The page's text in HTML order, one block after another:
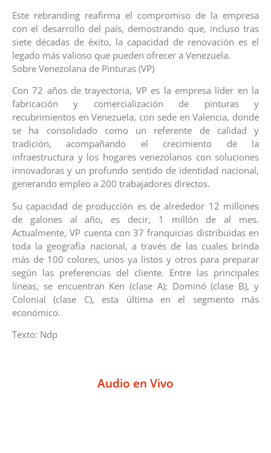
Este rebranding reafirma el compromiso de la empresa
con el desarrollo del país, demostrando que, incluso tras
siete décadas de éxito, la capacidad de renovación es el
legado más valioso que pueden ofrecer a Venezuela.
Sobre Venezolana de Pinturas (VP)
Con 72 años de trayectoria, VP es la empresa líder en la
fabricación y comercialización de pinturas y
recubrimientos en Venezuela, con sede en Valencia, donde
se ha consolidado como un referente de calidad y
tradición, acompañando el crecimiento de la
infraestructura y los hogares venezolanos con soluciones
innovadoras y un profundo sentido de identidad nacional,
generando empleo a 200 trabajadores directos.
Su capacidad de producción es de alrededor 12 millones
de galones al año, es decir, 1 millón de al mes.
Actualmente, VP cuenta con 37 franquicias distribuidas en
toda la geografía nacional, a través de las cuales brinda
más de 100 colores, unos ya listos y otros para preparar
según las preferencias del cliente. Entre las principales
líneas, se encuentran Ken (clase A); Dominó (clase B), y
Colonial (clase C), esta última en el segmento más
económico.
Texto: Ndp
Audio en Vivo